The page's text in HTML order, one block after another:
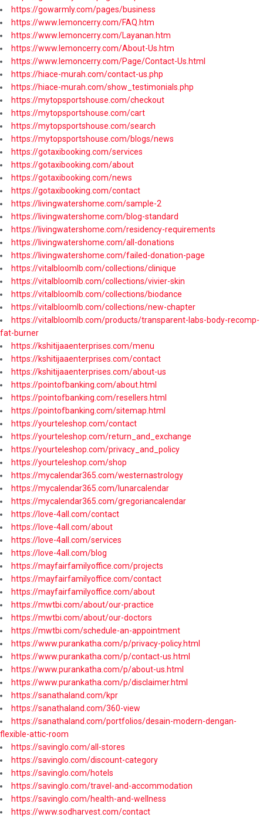
https://gowarmly.com/pages/business
https://www.lemoncerry.com/FAQ.htm
https://www.lemoncerry.com/Layanan.htm
https://www.lemoncerry.com/About-Us.htm
https://www.lemoncerry.com/Page/Contact-Us.html
https://hiace-murah.com/contact-us.php
https://hiace-murah.com/show_testimonials.php
https://mytopsportshouse.com/checkout
https://mytopsportshouse.com/cart
https://mytopsportshouse.com/search
https://mytopsportshouse.com/blogs/news
https://gotaxibooking.com/services
https://gotaxibooking.com/about
https://gotaxibooking.com/news
https://gotaxibooking.com/contact
https://livingwatershome.com/sample-2
https://livingwatershome.com/blog-standard
https://livingwatershome.com/residency-requirements
https://livingwatershome.com/all-donations
https://livingwatershome.com/failed-donation-page
https://vitalbloomlb.com/collections/clinique
https://vitalbloomlb.com/collections/vivier-skin
https://vitalbloomlb.com/collections/biodance
https://vitalbloomlb.com/collections/new-chapter
https://vitalbloomlb.com/products/transparent-labs-body-recomp-
fat-burner
https://kshitijaaenterprises.com/menu
https://kshitijaaenterprises.com/contact
https://kshitijaaenterprises.com/about-us
https://pointofbanking.com/about.html
https://pointofbanking.com/resellers.html
https://pointofbanking.com/sitemap.html
https://yourteleshop.com/contact
https://yourteleshop.com/return_and_exchange
https://yourteleshop.com/privacy_and_policy
https://yourteleshop.com/shop
https://mycalendar365.com/westernastrology
https://mycalendar365.com/lunarcalendar
https://mycalendar365.com/gregoriancalendar
https://love-4all.com/contact
https://love-4all.com/about
https://love-4all.com/services
https://love-4all.com/blog
https://mayfairfamilyoffice.com/projects
https://mayfairfamilyoffice.com/contact
https://mayfairfamilyoffice.com/about
https://mwtbi.com/about/our-practice
https://mwtbi.com/about/our-doctors
https://mwtbi.com/schedule-an-appointment
https://www.purankatha.com/p/privacy-policy.html
https://www.purankatha.com/p/contact-us.html
https://www.purankatha.com/p/about-us.html
https://www.purankatha.com/p/disclaimer.html
https://sanathaland.com/kpr
https://sanathaland.com/360-view
https://sanathaland.com/portfolios/desain-modern-dengan-
flexible-attic-room
https://savinglo.com/all-stores
https://savinglo.com/discount-category
https://savinglo.com/hotels
https://savinglo.com/travel-and-accommodation
https://savinglo.com/health-and-wellness
https://www.sodharvest.com/contact